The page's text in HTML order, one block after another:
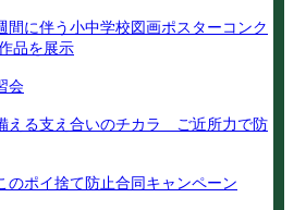
間に伴う小中学校図画ポスターコンク
品を展示
会
える支え合いのチカラ ご近所力で防
のポイ捨て防止合同キャンペーン